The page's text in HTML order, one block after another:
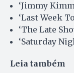
‘Jimmy
‘Last Week
‘The Late
‘Saturday
Leia também